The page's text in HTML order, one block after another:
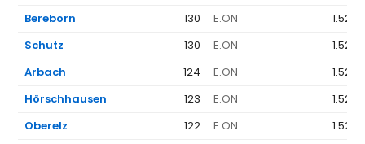
Bereborn
130 E.ON
1.523
Schutz
130 E.ON
1.523
Arbach
124 E.ON
1.523
Hörschhausen
123 E.ON
1.523
Oberelz
122 E.ON
1.523